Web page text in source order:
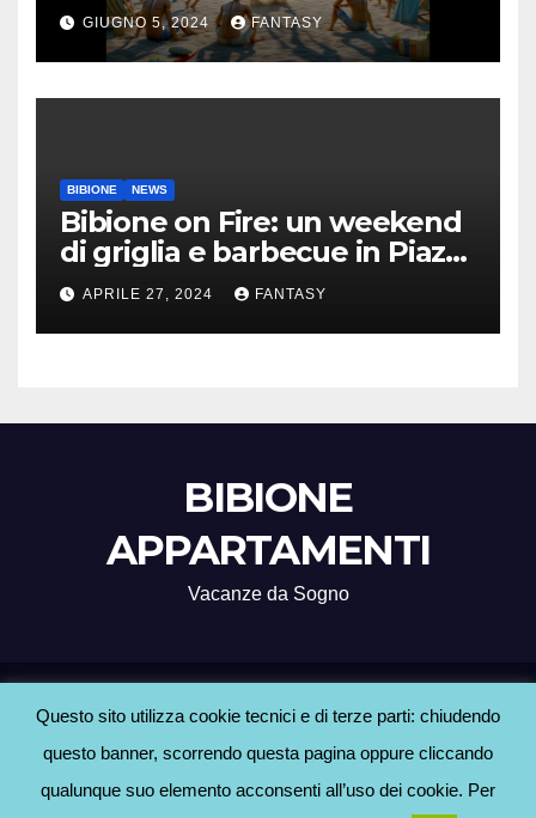
GIUGNO 5, 2024 FANTASY
BIBIONE NEWS
Bibione on Fire: un weekend
di griglia e barbecue in Piazza
Treviso
APRILE 27, 2024 FANTASY
BIBIONE
APPARTAMENTI
Vacanze da Sogno
Proudly powered by WordPress Tema: Newsup di Themeansar .
Home Agenzie Bibione Contatti Hotel a Bibione Informativa Cookie
Questo sito utilizza cookie tecnici e di terze parti: chiudendo
questo banner, scorrendo questa pagina oppure cliccando
qualunque suo elemento acconsenti all’uso dei cookie. Per